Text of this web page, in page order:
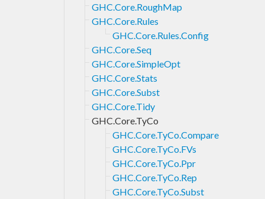
GHC.Core.RoughMap
GHC.Core.Rules
GHC.Core.Rules.Config
GHC.Core.Seq
GHC.Core.SimpleOpt
GHC.Core.Stats
GHC.Core.Subst
GHC.Core.Tidy
GHC.Core.TyCo
GHC.Core.TyCo.Compare
GHC.Core.TyCo.FVs
GHC.Core.TyCo.Ppr
GHC.Core.TyCo.Rep
GHC.Core.TyCo.Subst